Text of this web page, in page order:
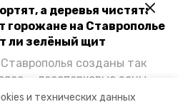
и технических данных
а деревья чистят:
горожане на Ставрополье
ли зелёный щит
созданы так
— лесопарковые зоны,
выхлопных
что юная
ответитза
погибшим в годы
Отечественной